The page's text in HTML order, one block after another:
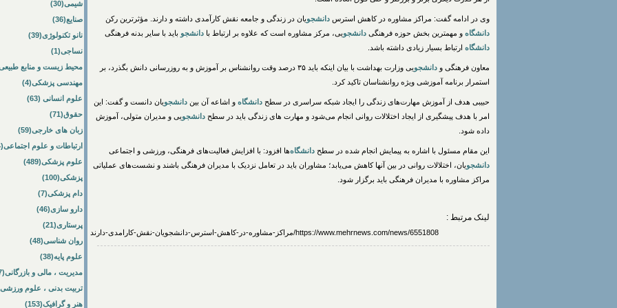
وی در ادامه گفت: مراکز مشاوره در کاهش استرس دانشجویان در زندگی و جامعه نقش کارآمدی داشته و دارند. مؤثرترین رکن
دانشگاه و مهمترین بخش حوزه فرهنگی دانشجویی، مرکز مشاوره است که علاوه بر ارتباط با دانشجو باید با سایر بدنه فرهنگی
دانشگاه ارتباط بسیار زیادی داشته باشد.
معاون فرهنگی و دانشجو
یی وزارت بهداشت با بیان اینکه باید ۳۵ درصد وقت روانشناس بر آموزش و به روزرسانی دانش بگذرد، بر
استمرار برنامه آموزشی ویژه روانشناسان تاکید کرد.
حبیبی هدف از آموزش مهارت‌های زندگی را ایجاد شبکه سراسری در سطح دانشگاه و اشاعه آن بین دانشجویان دانست و گفت: این
امر با هدف پیشگیری از ایجاد اختلالات روانی انجام می‌شود و مهارت های زندگی باید در سطح دانشجویی و مدیران متولی، آموزش
داده شود.
این مقام مسئول با اشاره به پیمایش انجام شده در سطح دانشگاه‌ها افزود: با افزایش فعالیت‌های فرهنگی، ورزشی و اجتماعی
دانشجویان، اختلالات روانی در بین آنها کاهش می‌یابد؛ مشاوران باید در تعامل نزدیک با مدیران فرهنگی باشند و نشست‌های عملیاتی
مراکز مشاوره با مدیران فرهنگی باید برگزار شود.
لینک مرتبط :
https://www.mehrnews.com/news/6551808/مراکز-مشاوره-در-کاهش-استرس-دانشجویان-نقش-کارامدی-دارند
شیمی(30)
صنایع(36)
نانو تکنولوژی(39)
نساجی(1)
محیط زیست و منابع
مهندسی پزشکی(4)
علوم انسانی (63)
حقوق(71)
زبان های خارجی(59)
ارتباطات و علوم اجتماعی(84)
علوم پزشکی(489)
پزشکی(100)
دام پزشکی(7)
دارو سازی(46)
پرستاری(21)
روان شناسی(48)
علوم پایه(38)
مدیریت ، مالی و بازرگانی(57)
تربیت بدنی ، علوم
هنر و گرافیک(153)